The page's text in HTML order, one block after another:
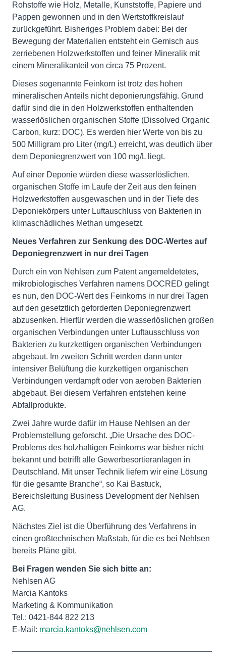
Rohstoffe wie Holz, Metalle, Kunststoffe, Papiere und
Pappen gewonnen und in den Wertstoffkreislauf
zurückgeführt. Bisheriges Problem dabei: Bei der
Bewegung der Materialien entsteht ein Gemisch aus
zerriebenen Holzwerkstoffen und feiner Mineralik mit
einem Mineralikanteil von circa 75 Prozent.
Dieses sogenannte Feinkorn ist trotz des hohen
mineralischen Anteils nicht deponierungsfähig. Grund
dafür sind die in den Holzwerkstoffen enthaltenden
wasserlöslichen organischen Stoffe (Dissolved Organic
Carbon, kurz: DOC). Es werden hier Werte von bis zu
500 Milligram pro Liter (mg/L) erreicht, was deutlich über
dem Deponiegrenzwert von 100 mg/L liegt.
Auf einer Deponie würden diese wasserlöslichen,
organischen Stoffe im Laufe der Zeit aus den feinen
Holzwerkstoffen ausgewaschen und in der Tiefe des
Deponiekörpers unter Luftauschluss von Bakterien in
klimaschädliches Methan umgesetzt.
Neues Verfahren zur Senkung des DOC-Wertes auf
Deponiegrenzwert in nur drei Tagen
Durch ein von Nehlsen zum Patent angemeldetetes,
mikrobiologisches Verfahren namens DOCRED gelingt
es nun, den DOC-Wert des Feinkorns in nur drei Tagen
auf den gesetztlich geforderten Deponiegrenzwert
abzusenken. Hierfür werden die wasserlöslichen großen
organischen Verbindungen unter Luftausschluss von
Bakterien zu kurzkettigen organischen Verbindungen
abgebaut. Im zweiten Schritt werden dann unter
intensiver Belüftung die kurzkettigen organischen
Verbindungen verdampft oder von aeroben Bakterien
abgebaut. Bei diesem Verfahren entstehen keine
Abfallprodukte.
Zwei Jahre wurde dafür im Hause Nehlsen an der
Problemstellung geforscht. „Die Ursache des DOC-
Problems des holzhaltigen Feinkorns war bisher nicht
bekannt und betrifft alle Gewerbesortieranlagen in
Deutschland. Mit unser Technik liefern wir eine Lösung
für die gesamte Branche“, so Kai Bastuck,
Bereichsleitung Business Development der Nehlsen
AG.
Nächstes Ziel ist die Überführung des Verfahrens in
einen großtechnischen Maßstab, für die es bei Nehlsen
bereits Pläne gibt.
Bei Fragen wenden Sie sich bitte an:
Nehlsen AG
Marcia Kantoks
Marketing & Kommunikation
Tel.: 0421-844 822 213
E-Mail: marcia.kantoks@nehlsen.com